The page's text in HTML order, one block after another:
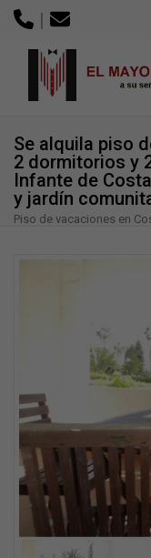
|
Se alquila piso
2 dormitorios y
Infante de
y jardín
Piso de vacaciones en